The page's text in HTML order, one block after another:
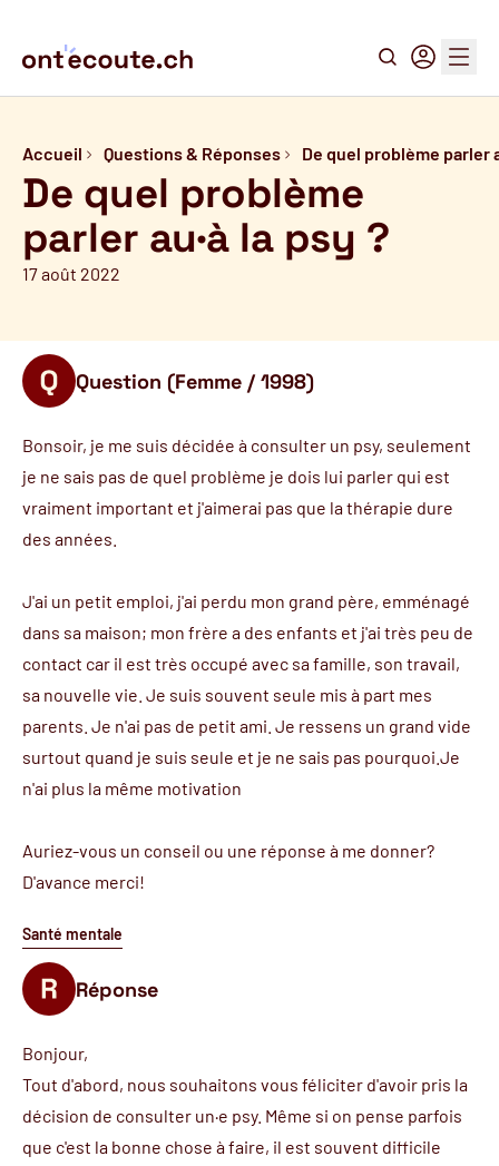
Recherche
Connexion
Menu
Accueil Questions & Réponses De quel problème parler
De quel problème
parler au·à la psy ?
17 août 2022
Question (Femme / 1998)
Bonsoir, je me suis décidée à consulter un psy, seulement
je ne sais pas de quel problème je dois lui parler qui est
vraiment important et j'aimerai pas que la thérapie dure
des années.
J'ai un petit emploi, j'ai perdu mon grand père, emménagé
dans sa maison; mon frère a des enfants et j'ai très peu de
contact car il est très occupé avec sa famille, son travail,
sa nouvelle vie. Je suis souvent seule mis à part mes
parents. Je n'ai pas de petit ami. Je ressens un grand vide
surtout quand je suis seule et je ne sais pas pourquoi.Je
n'ai plus la même motivation
Auriez-vous un conseil ou une réponse à me donner?
D'avance merci!
Santé mentale
Réponse
Bonjour,
Tout d'abord, nous souhaitons vous féliciter d'avoir pris la
décision de consulter un·e psy. Même si on pense parfois
que c'est la bonne chose à faire, il est souvent difficile